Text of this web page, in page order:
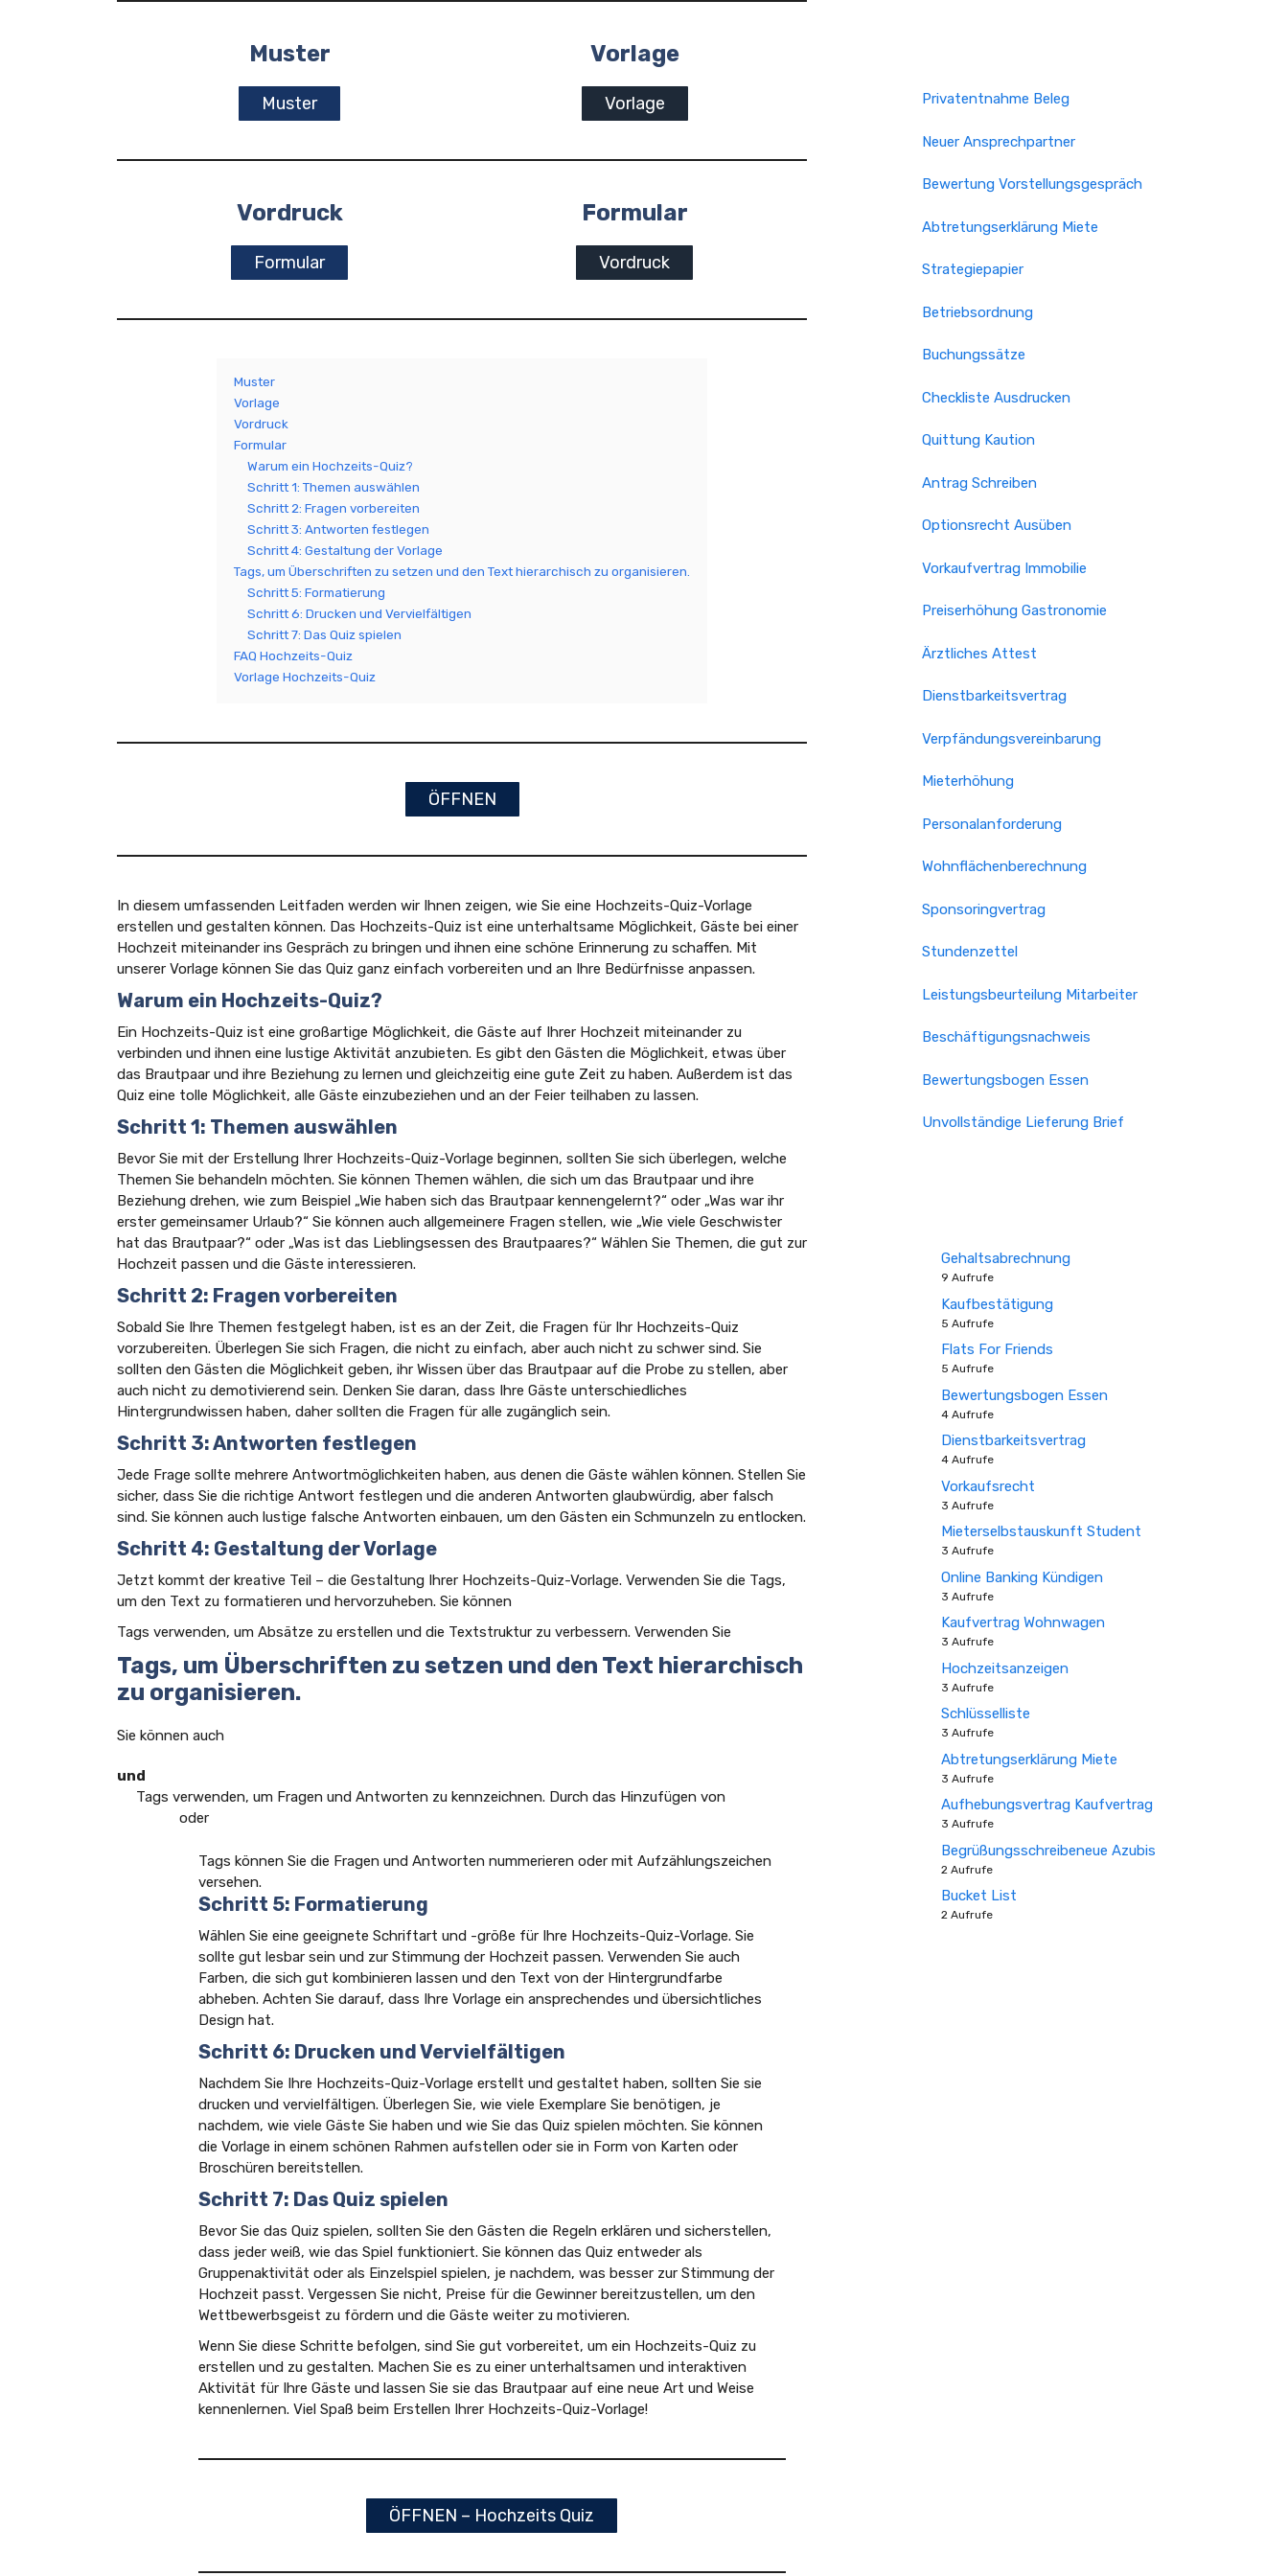
Muster
Muster
Vorlage
Vorlage
Vordruck
Formular
Formular
Vordruck
Muster
Vorlage
Vordruck
Formular
Warum ein Hochzeits-Quiz?
Schritt 1: Themen auswählen
Schritt 2: Fragen vorbereiten
Schritt 3: Antworten festlegen
Schritt 4: Gestaltung der Vorlage
Tags, um Überschriften zu setzen und den Text hierarchisch zu organisieren.
Schritt 5: Formatierung
Schritt 6: Drucken und Vervielfältigen
Schritt 7: Das Quiz spielen
FAQ Hochzeits-Quiz
Vorlage Hochzeits-Quiz
ÖFFNEN
In diesem umfassenden Leitfaden werden wir Ihnen zeigen, wie Sie eine Hochzeits-Quiz-Vorlage
erstellen und gestalten können. Das Hochzeits-Quiz ist eine unterhaltsame Möglichkeit, Gäste bei einer
Hochzeit miteinander ins Gespräch zu bringen und ihnen eine schöne Erinnerung zu schaffen. Mit
unserer Vorlage können Sie das Quiz ganz einfach vorbereiten und an Ihre Bedürfnisse anpassen.
Warum ein Hochzeits-Quiz?
Ein Hochzeits-Quiz ist eine großartige Möglichkeit, die Gäste auf Ihrer Hochzeit miteinander zu
verbinden und ihnen eine lustige Aktivität anzubieten. Es gibt den Gästen die Möglichkeit, etwas über
das Brautpaar und ihre Beziehung zu lernen und gleichzeitig eine gute Zeit zu haben. Außerdem ist das
Quiz eine tolle Möglichkeit, alle Gäste einzubeziehen und an der Feier teilhaben zu lassen.
Schritt 1: Themen auswählen
Bevor Sie mit der Erstellung Ihrer Hochzeits-Quiz-Vorlage beginnen, sollten Sie sich überlegen, welche
Themen Sie behandeln möchten. Sie können Themen wählen, die sich um das Brautpaar und ihre
Beziehung drehen, wie zum Beispiel „Wie haben sich das Brautpaar kennengelernt?“ oder „Was war ihr
erster gemeinsamer Urlaub?“ Sie können auch allgemeinere Fragen stellen, wie „Wie viele Geschwister
hat das Brautpaar?“ oder „Was ist das Lieblingsessen des Brautpaares?“ Wählen Sie Themen, die gut zur
Hochzeit passen und die Gäste interessieren.
Schritt 2: Fragen vorbereiten
Sobald Sie Ihre Themen festgelegt haben, ist es an der Zeit, die Fragen für Ihr Hochzeits-Quiz
vorzubereiten. Überlegen Sie sich Fragen, die nicht zu einfach, aber auch nicht zu schwer sind. Sie
sollten den Gästen die Möglichkeit geben, ihr Wissen über das Brautpaar auf die Probe zu stellen, aber
auch nicht zu demotivierend sein. Denken Sie daran, dass Ihre Gäste unterschiedliches
Hintergrundwissen haben, daher sollten die Fragen für alle zugänglich sein.
Schritt 3: Antworten festlegen
Jede Frage sollte mehrere Antwortmöglichkeiten haben, aus denen die Gäste wählen können. Stellen Sie
sicher, dass Sie die richtige Antwort festlegen und die anderen Antworten glaubwürdig, aber falsch
sind. Sie können auch lustige falsche Antworten einbauen, um den Gästen ein Schmunzeln zu entlocken.
Schritt 4: Gestaltung der Vorlage
Jetzt kommt der kreative Teil – die Gestaltung Ihrer Hochzeits-Quiz-Vorlage. Verwenden Sie die Tags,
um den Text zu formatieren und hervorzuheben. Sie können
Tags verwenden, um Absätze zu erstellen und die Textstruktur zu verbessern. Verwenden Sie
Tags, um Überschriften zu setzen und den Text hierarchisch
zu organisieren.
Sie können auch
und
Tags verwenden, um Fragen und Antworten zu kennzeichnen. Durch das Hinzufügen von
oder
Tags können Sie die Fragen und Antworten nummerieren oder mit Aufzählungszeichen
versehen.
Schritt 5: Formatierung
Wählen Sie eine geeignete Schriftart und -größe für Ihre Hochzeits-Quiz-Vorlage. Sie
sollte gut lesbar sein und zur Stimmung der Hochzeit passen. Verwenden Sie auch
Farben, die sich gut kombinieren lassen und den Text von der Hintergrundfarbe
abheben. Achten Sie darauf, dass Ihre Vorlage ein ansprechendes und übersichtliches
Design hat.
Schritt 6: Drucken und Vervielfältigen
Nachdem Sie Ihre Hochzeits-Quiz-Vorlage erstellt und gestaltet haben, sollten Sie sie
drucken und vervielfältigen. Überlegen Sie, wie viele Exemplare Sie benötigen, je
nachdem, wie viele Gäste Sie haben und wie Sie das Quiz spielen möchten. Sie können
die Vorlage in einem schönen Rahmen aufstellen oder sie in Form von Karten oder
Broschüren bereitstellen.
Schritt 7: Das Quiz spielen
Bevor Sie das Quiz spielen, sollten Sie den Gästen die Regeln erklären und sicherstellen,
dass jeder weiß, wie das Spiel funktioniert. Sie können das Quiz entweder als
Gruppenaktivität oder als Einzelspiel spielen, je nachdem, was besser zur Stimmung der
Hochzeit passt. Vergessen Sie nicht, Preise für die Gewinner bereitzustellen, um den
Wettbewerbsgeist zu fördern und die Gäste weiter zu motivieren.
Wenn Sie diese Schritte befolgen, sind Sie gut vorbereitet, um ein Hochzeits-Quiz zu
erstellen und zu gestalten. Machen Sie es zu einer unterhaltsamen und interaktiven
Aktivität für Ihre Gäste und lassen Sie sie das Brautpaar auf eine neue Art und Weise
kennenlernen. Viel Spaß beim Erstellen Ihrer Hochzeits-Quiz-Vorlage!
ÖFFNEN – Hochzeits Quiz
Privatentnahme Beleg
Neuer Ansprechpartner
Bewertung Vorstellungsgespräch
Abtretungserklärung Miete
Strategiepapier
Betriebsordnung
Buchungssätze
Checkliste Ausdrucken
Quittung Kaution
Antrag Schreiben
Optionsrecht Ausüben
Vorkaufvertrag Immobilie
Preiserhöhung Gastronomie
Ärztliches Attest
Dienstbarkeitsvertrag
Verpfändungsvereinbarung
Mieterhöhung
Personalanforderung
Wohnflächenberechnung
Sponsoringvertrag
Stundenzettel
Leistungsbeurteilung Mitarbeiter
Beschäftigungsnachweis
Bewertungsbogen Essen
Unvollständige Lieferung Brief
Gehaltsabrechnung
9 Aufrufe
Kaufbestätigung
5 Aufrufe
Flats For Friends
5 Aufrufe
Bewertungsbogen Essen
4 Aufrufe
Dienstbarkeitsvertrag
4 Aufrufe
Vorkaufsrecht
3 Aufrufe
Mieterselbstauskunft Student
3 Aufrufe
Online Banking Kündigen
3 Aufrufe
Kaufvertrag Wohnwagen
3 Aufrufe
Hochzeitsanzeigen
3 Aufrufe
Schlüsselliste
3 Aufrufe
Abtretungserklärung Miete
3 Aufrufe
Aufhebungsvertrag Kaufvertrag
3 Aufrufe
Begrüßungsschreibeneue Azubis
2 Aufrufe
Bucket List
2 Aufrufe